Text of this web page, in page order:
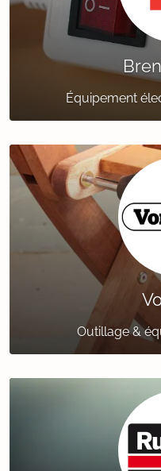
Équipement
Outillage &